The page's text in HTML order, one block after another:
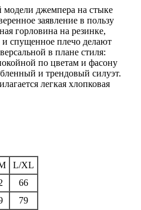
модели джемпера на стыке
заявление в пользу
горловина на резинке,
спущенное плечо делают
в плане стиля:
по цветам и фасону
и трендовый силуэт.
легкая хлопковая
L/XL
66
79